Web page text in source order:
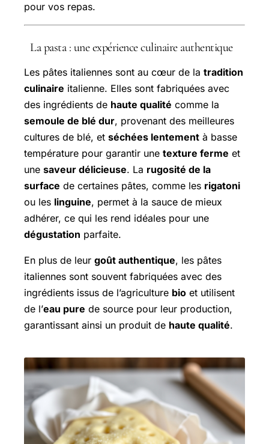
pour vos repas.
La pasta : une expérience culinaire authentique
Les pâtes italiennes sont au cœur de la tradition
culinaire italienne. Elles sont fabriquées avec
des ingrédients de haute qualité comme la
semoule de blé dur, provenant des meilleures
cultures de blé, et séchées lentement à basse
température pour garantir une texture ferme et
une saveur délicieuse. La rugosité de la
surface de certaines pâtes, comme les rigatoni
ou les linguine, permet à la sauce de mieux
adhérer, ce qui les rend idéales pour une
dégustation parfaite.
En plus de leur goût authentique, les pâtes
italiennes sont souvent fabriquées avec des
ingrédients issus de l’agriculture bio et utilisent
de l’eau pure de source pour leur production,
garantissant ainsi un produit de haute qualité.